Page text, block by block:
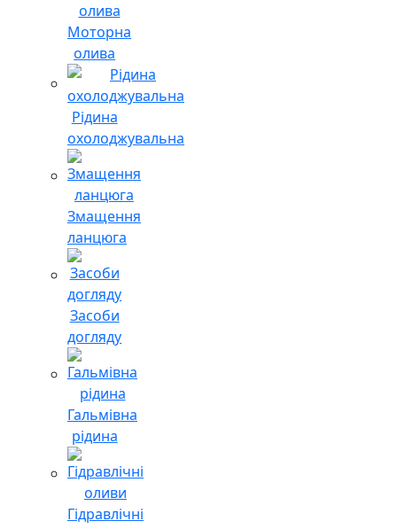
Моторна
олива
Рідина
охолоджувальна
Змащення
ланцюга
Засоби
догляду
Гальмівна
рідина
Гідравлічні